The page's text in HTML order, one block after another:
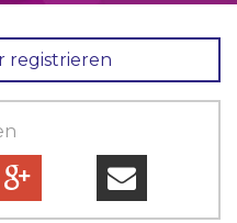
registrieren